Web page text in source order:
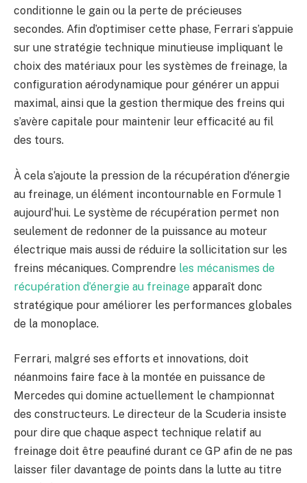
conditionne le gain ou la perte de précieuses
secondes. Afin d’optimiser cette phase, Ferrari s’appuie
sur une stratégie technique minutieuse impliquant le
choix des matériaux pour les systèmes de freinage, la
configuration aérodynamique pour générer un appui
maximal, ainsi que la gestion thermique des freins qui
s’avère capitale pour maintenir leur efficacité au fil
des tours.
À cela s’ajoute la pression de la récupération d’énergie
au freinage, un élément incontournable en Formule 1
aujourd’hui. Le système de récupération permet non
seulement de redonner de la puissance au moteur
électrique mais aussi de réduire la sollicitation sur les
freins mécaniques. Comprendre les mécanismes de
récupération d’énergie au freinage apparaît donc
stratégique pour améliorer les performances globales
de la monoplace.
Ferrari, malgré ses efforts et innovations, doit
néanmoins faire face à la montée en puissance de
Mercedes qui domine actuellement le championnat
des constructeurs. Le directeur de la Scuderia insiste
pour dire que chaque aspect technique relatif au
freinage doit être peaufiné durant ce GP afin de ne pas
laisser filer davantage de points dans la lutte au titre